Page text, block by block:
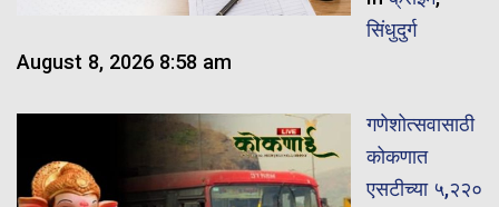
सिंधुदुर्ग
August 8, 2026 8:58 am
गणेशोत्सवासाठी
कोकणात
एसटीच्या ५,२२०